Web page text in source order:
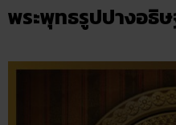
พระพุทธรูปปางอธิ